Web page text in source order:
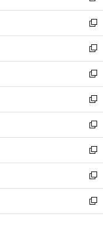
ウ
で
開
く
ン
ド
ウ
で
開
く
ウ
ィ
ン
ド
ウ
で
開
く
し
い
ウ
ィ
ン
ド
ウ
で
開
く
新
し
い
ウ
ィ
ン
ド
ウ
で
開
く
新
し
い
ウ
ィ
ン
ド
ウ
で
開
く
新
し
い
ウ
ィ
ン
ド
ウ
で
開
く
新
し
い
ウ
ィ
ン
ド
ウ
で
開
新
し
い
ウ
ィ
ン
ド
ウ
新
し
い
ウ
ィ
ン
新
し
い
ウ
新
し